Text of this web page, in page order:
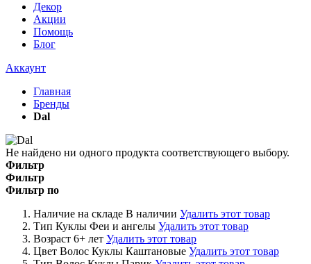
Декор
Акции
Помощь
Блог
Аккаунт
Главная
Бренды
Dal
Не найдено ни одного продукта соответствующего выбору.
Фильтр
Фильтр
Фильтр по
Наличие на складе В наличии Удалить этот товар
Тип Куклы Феи и ангелы Удалить этот товар
Возраст 6+ лет Удалить этот товар
Цвет Волос Куклы Каштановые Удалить этот товар